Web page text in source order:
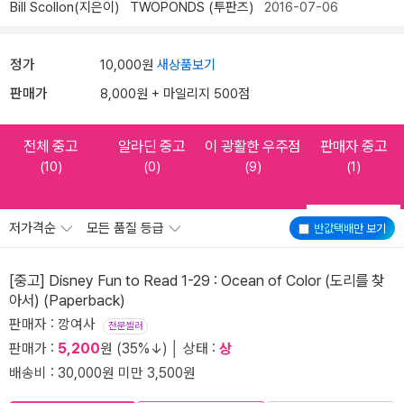
Bill Scollon(지은이) TWOPONDS (투판즈) 2016-07-06
정가 10,000원 새상품보기
판매가 8,000원 + 마일리지 500점
전체 중고
(10)
알라딘 중고
(0)
이 광활한 우주점
(9)
판매자 중고
(1)
반값택배만 보기
저가격순 모든 품질 등급
[중고] Disney Fun to Read 1-29 : Ocean of Color (도리를 찾
아서) (Paperback)
판매자 : 깡여사 전문셀러
판매가 : 5,200원 (35%↓) │ 상태 : 상
배송비 : 30,000원 미만 3,500원